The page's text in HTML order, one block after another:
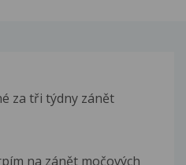
za tři týdny zánět
na zánět močových